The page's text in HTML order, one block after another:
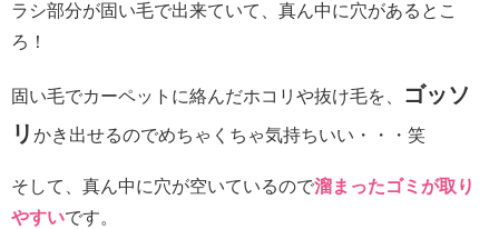
ラシ部分が固い毛で出来ていて、真ん中に穴があるとこ
ろ！
固い毛でカーペットに絡んだホコリや抜け毛を、
ゴッソ
リ かき出せるのでめちゃくちゃ気持ちいい・・・笑
そして、真ん中に穴が空いているので溜まったゴミが取り
やすいです。